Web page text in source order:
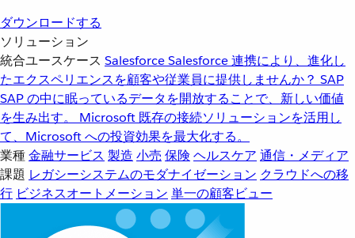
ダウンロードする
ソリューション
統合ユースケース SalesforceSalesforce 連携により、進化し
たエクスペリエンスを顧客や従業員に提供しませんか？ SAP
SAP の中に眠っているデータを開放することで、新しい価値
を生み出す。
Microsoft 既存の接続ソリューションを活用し
て、Microsoft への投資効果を最大化する。
業種金融サービス 製造 小売 保険 ヘルスケア 通信・メディア
課題 レガシーシステムのモダナイゼーション クラウドへの移
行 ビジネスオートメーション 単一の顧客ビュー